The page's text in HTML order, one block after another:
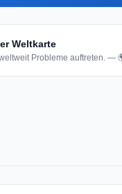
Weltkarte
Probleme auftreten. —